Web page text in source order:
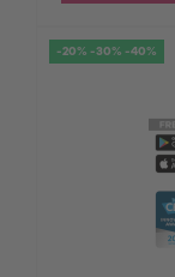
-20% -30% -40%